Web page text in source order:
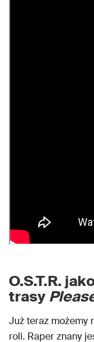
O.S.T.R.
trasy
Już teraz możemy
roli. Raper znany